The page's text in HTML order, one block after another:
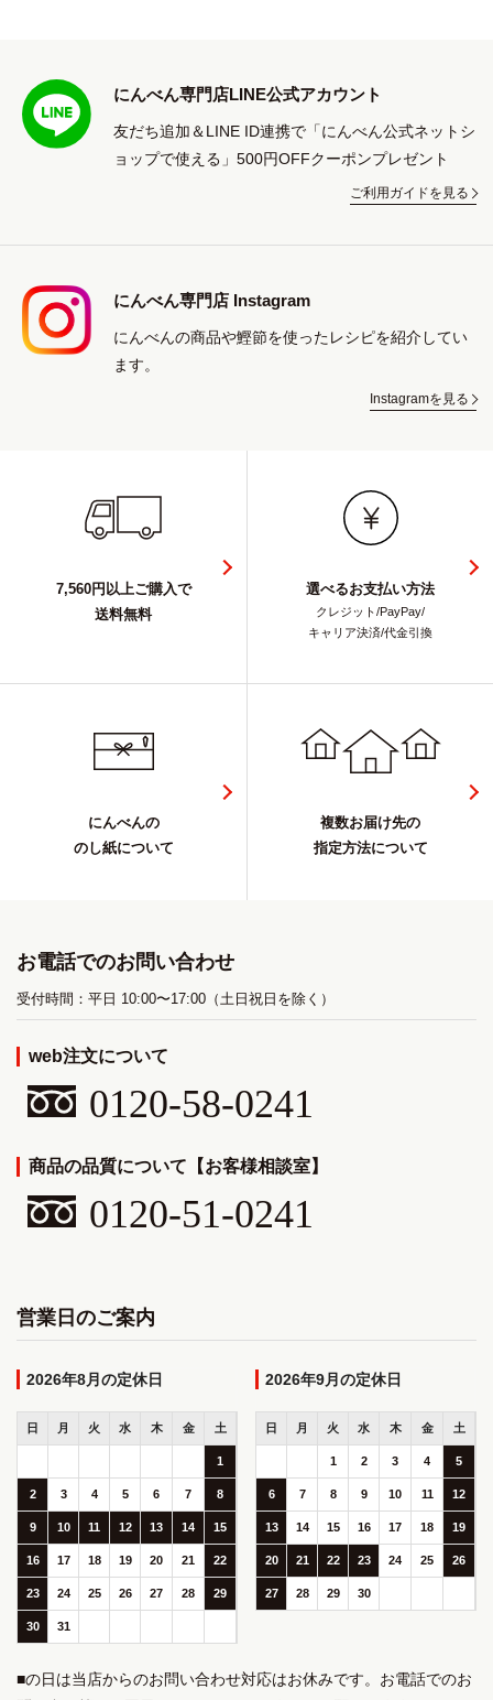
にんべん専門店LINE公式アカウント
友だち追加＆LINE ID連携で「にんべん公式ネットシ
ョップで使える」500円OFFクーポンプレゼント
ご利用ガイドを見る
にんべん専門店 Instagram
にんべんの商品や鰹節を使ったレシピを紹介してい
ます。
Instagramを見る
7,560円以上ご購入で
送料無料
選べるお支払い方法
クレジット/PayPay/
キャリア決済/代金引換
にんべんの
のし紙について
複数お届け先の
指定方法について
お電話でのお問い合わせ
受付時間：平日 10:00〜17:00（土日祝日を除く）
web注文について
0120-58-0241
商品の品質について【お客様相談室】
0120-51-0241
営業日のご案内
2026年8月
日 月 火 水 木 金 土
1
2 3 4 5 6 7 8
9 10 11 12 13 14 15
16 17 18 19 20 21 22
23 24 25 26 27 28 29
30 31
2026年9月
日 月 火 水 木 金 土
1 2 3 4 5
6 7 8 9 10 11 12
13 14 15 16 17 18 19
20 21 22 23 24 25 26
27 28 29 30
■の日は当店からのお問い合わせ対応はお休みです。お電話でのお